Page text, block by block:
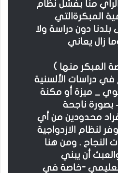
منا بفشل نظام
المبكرةالتي
بلدنا دون دراسة ولا
عام 1999 وما زال يعاني
المبكر منها )
دراسات الألسنية
_ ميزة أو مكنة
بصورة ناجحة
محدودين من أي
لنظام الازدواجية
النجاح . ومن هنا
أن يبني
-خاصة في